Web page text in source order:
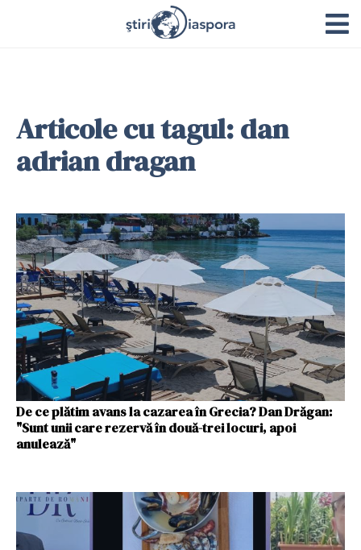
Articole cu tagul: dan
adrian dragan
De ce plătim avans la cazarea în Grecia? Dan Drăgan:
"Sunt unii care rezervă în două-trei locuri, apoi
anulează"